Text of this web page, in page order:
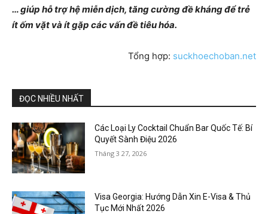
… giúp hỗ trợ hệ miễn dịch, tăng cường đề kháng để trẻ
ít ốm vặt và ít gặp các vấn đề tiêu hóa.
Tổng hợp: suckhoechoban.net
ĐỌC NHIỀU NHẤT
Các Loại Ly Cocktail Chuẩn Bar Quốc Tế: Bí
Quyết Sành Điệu 2026
Tháng 3 27, 2026
Visa Georgia: Hướng Dẫn Xin E-Visa & Thủ
Tục Mới Nhất 2026